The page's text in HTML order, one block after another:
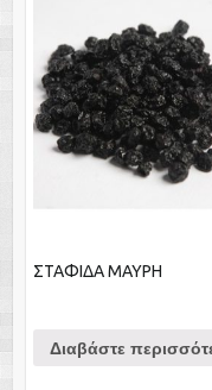
ΣΤΑΦΙΔΑ ΜΑΥΡΗ
Διαβάστε